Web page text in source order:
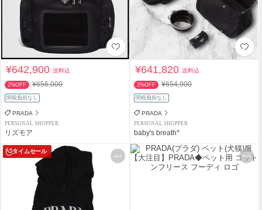
¥642,900送料込
2%OFF ¥656,000
関税負担なし
PRADA
PERSONAL SHOPPER
リズモア
¥641,820送料込
2%OFF ¥654,900
関税負担なし
PRADA
PERSONAL SHOPPER
baby's breath*
タイムセール